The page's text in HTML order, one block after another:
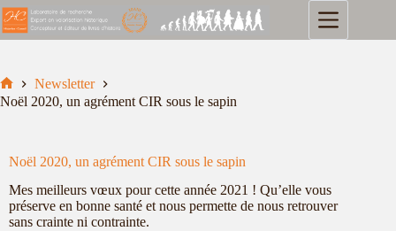
Newsletter
Noël 2020, un agrément CIR sous le sapin
Noël 2020, un agrément CIR sous le sapin
Mes meilleurs vœux pour cette année 2021 ! Qu’elle vous
préserve en bonne santé et nous permette de nous retrouver
sans crainte ni contrainte.